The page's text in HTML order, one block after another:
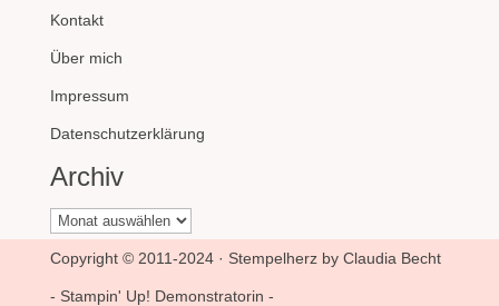
Kontakt
Über mich
Impressum
Datenschutzerklärung
Archiv
Archiv
Copyright © 2011-2024 · Stempelherz by Claudia Becht
- Stampin' Up! Demonstratorin -